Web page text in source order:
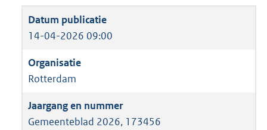
14-04-2026 09:00
Rotterdam
Gemeenteblad 2026, 173456